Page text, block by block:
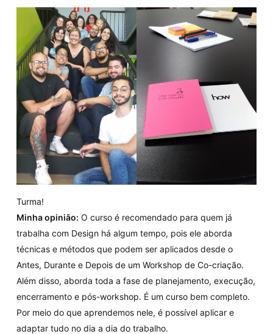
Turma!
Minha opinião: O curso é recomendado para quem já
trabalha com Design há algum tempo, pois ele aborda
técnicas e métodos que podem ser aplicados desde o
Antes, Durante e Depois de um Workshop de Co-criação.
Além disso, aborda toda a fase de planejamento, execução,
encerramento e pós-workshop. É um curso bem completo.
Por meio do que aprendemos nele, é possível aplicar e
adaptar tudo no dia a dia do trabalho.